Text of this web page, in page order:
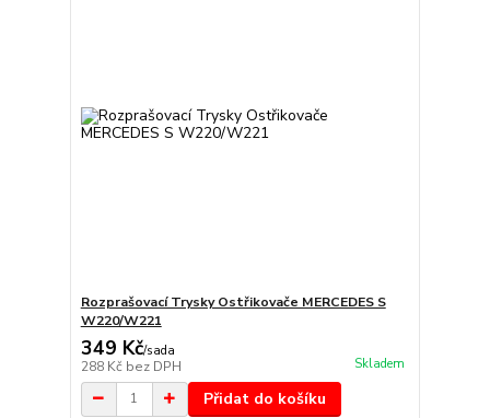
Rozprašovací Trysky Ostřikovače MERCEDES S
W220/W221
349 Kč/sada
288 Kč bez DPH Skladem
Přidat do košíku